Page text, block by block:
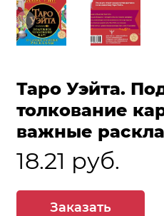
Таро Уэйта.
толкование
важные
18.21 руб.
Заказать